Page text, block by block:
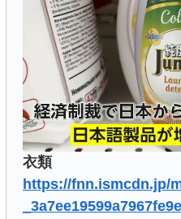
衣類
https://fnn.ismcdn.jp/